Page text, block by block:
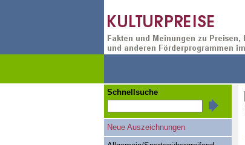
Schnellsuche
Neue Auszeichnungen